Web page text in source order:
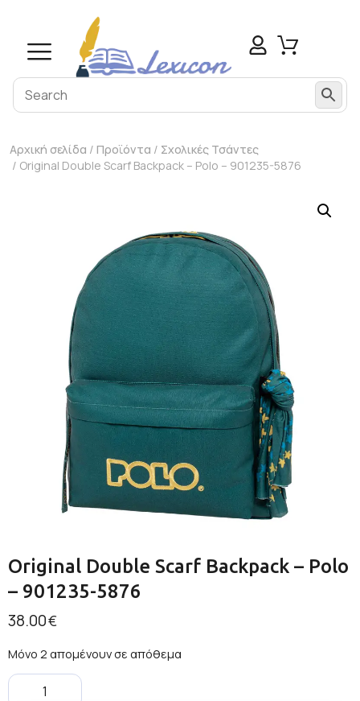
Αρχική σελίδα / Προϊόντα / Σχολικές Τσάντες
/ Original Double Scarf Backpack – Polo – 901235-5876
Original Double Scarf Backpack – Polo
– 901235-5876
38.00€
Μόνο 2 απομένουν σε απόθεμα